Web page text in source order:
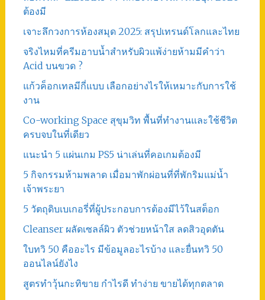
ต้องมี
เจาะลึกวงการห้องสมุด 2025: สรุปเทรนด์โลกและไทย
จริงไหมที่ครีมอาบน้ำสำหรับผิวแพ้ง่ายห้ามมีคำว่า
Acid บนขวด ?
แก้วค็อกเทลมีกี่แบบ เลือกอย่างไรให้เหมาะกับการใช้
งาน
Co-working Space สุขุมวิท พื้นที่ทำงานและใช้ชีวิต
ครบจบในที่เดียว
แนะนำ 5 แผ่นเกม PS5 น่าเล่นที่คอเกมต้องมี
5 กิจกรรมห้ามพลาด เมื่อมาพักผ่อนที่ที่พักริมแม่น้ำ
เจ้าพระยา
5 วัตถุดิบเบเกอรี่ที่ผู้ประกอบการต้องมีไว้ในสต็อก
Cleanser ผลัดเซลล์ผิว ตัวช่วยหน้าใส ลดสิวอุดตัน
ใบทวิ 50 คืออะไร มีข้อมูลอะไรบ้าง และยื่นทวิ 50
ออนไลน์ยังไง
สูตรทําวุ้นกะทิขาย กำไรดี ทำง่าย ขายได้ทุกตลาด